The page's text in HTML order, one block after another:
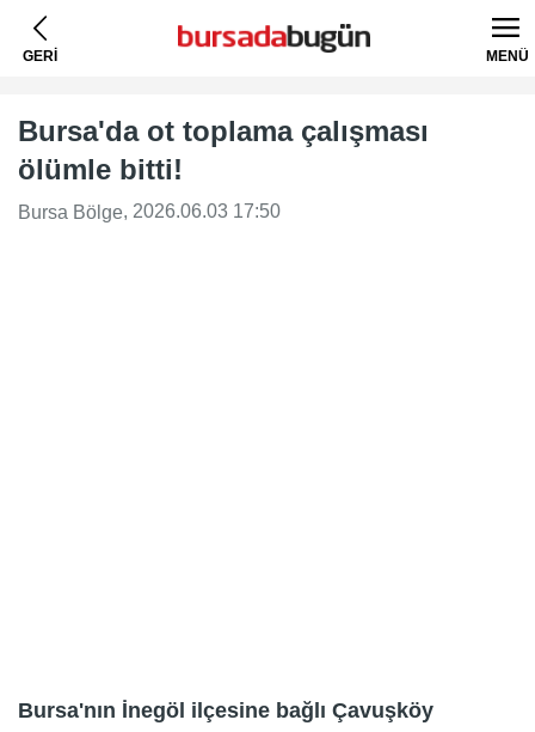
GERİ MENÜ
Bursa'da ot toplama çalışması
ölümle bitti!
Bursa Bölge, 2026.06.03 17:50
Bursa'nın İnegöl ilçesine bağlı Çavuşköy